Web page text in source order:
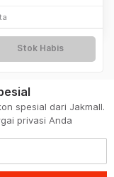
Stok Habis
spesial dari Jakmall.
privasi Anda